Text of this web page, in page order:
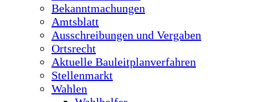
Bekanntmachungen
Amtsblatt
Ausschreibungen und Vergaben
Ortsrecht
Aktuelle Bauleitplanverfahren
Stellenmarkt
Wahlen